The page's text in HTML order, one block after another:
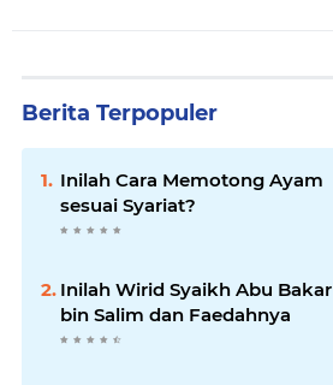
Berita Terpopuler
Inilah Cara Memotong Ayam
sesuai Syariat?
Inilah Wirid Syaikh Abu Bakar
bin Salim dan Faedahnya